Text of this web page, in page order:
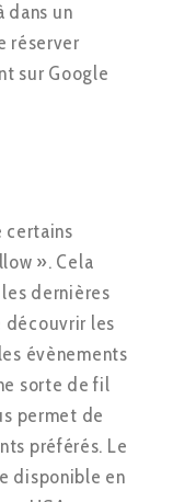
dans un
réserver
sur Google
certains
». Cela
dernières
découvrir les
évènements
sorte de fil
permet de
préférés. Le
disponible en